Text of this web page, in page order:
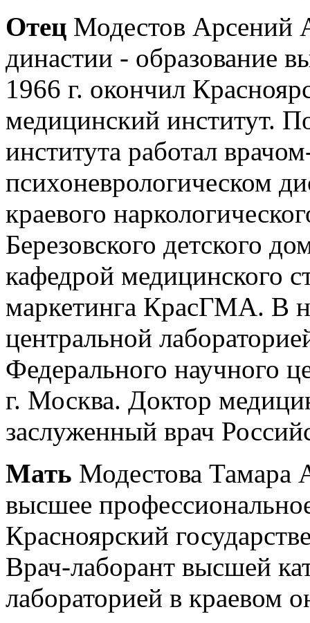
Отец Модестов Арсений
династии - образование
1966 г. окончил
медицинский институт.
института работал
психоневрологическом
краевого
Березовского детского
кафедрой медицинского
маркетинга КрасГМА. В
центральной
Федерального научного
г. Москва. Доктор
заслуженный врач
Мать Модестова Тамара
высшее
Красноярский
Врач-лаборант высшей
лабораторией в краевом